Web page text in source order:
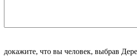
докажите, что вы человек, выбрав